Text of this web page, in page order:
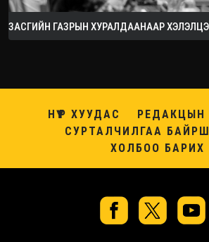
ЗАСГИЙН ГАЗРЫН ХУРАЛДААНААР
НҮҮР ХУУДАС
РЕДАКЦЫН
СУРТАЛЧИЛГАА
ХОЛБОО БАРИХ